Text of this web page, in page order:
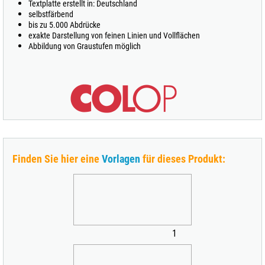
Textplatte erstellt in: Deutschland
selbstfärbend
bis zu 5.000 Abdrücke
exakte Darstellung von feinen Linien und Vollflächen
Abbildung von Graustufen möglich
Finden Sie hier eineVorlagen für dieses Produkt:
1